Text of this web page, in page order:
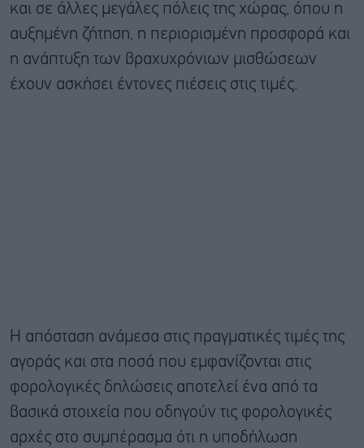
και σε άλλες μεγάλες πόλεις της χώρας, όπου η
αυξημένη ζήτηση, η περιορισμένη προσφορά και
η ανάπτυξη των βραχυχρόνιων μισθώσεων
έχουν ασκήσει έντονες πιέσεις στις τιμές.
Η απόσταση ανάμεσα στις πραγματικές τιμές της
αγοράς και στα ποσά που εμφανίζονται στις
φορολογικές δηλώσεις αποτελεί ένα από τα
βασικά στοιχεία που οδηγούν τις φορολογικές
αρχές στο συμπέρασμα ότι η υποδήλωση